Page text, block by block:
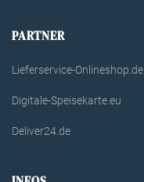
PARTNER
Lieferservice-Onlineshop.de
Digitale-Speisekarte.eu
Deliver24.de